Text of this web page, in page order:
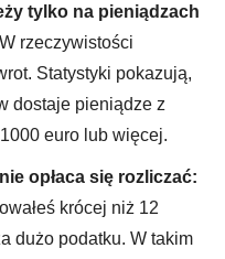
tylko na pieniądzach
rzeczywistości
Statystyki pokazują,
dostaje pieniądze z
euro lub więcej.
opłaca się rozliczać:
krócej niż 12
dużo podatku. W takim